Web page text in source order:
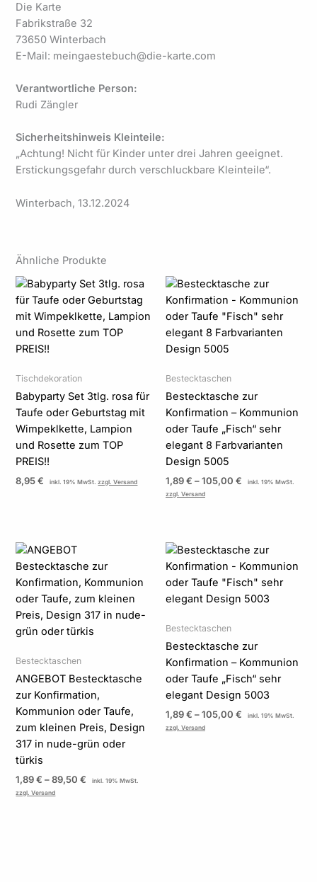
Die Karte
Fabrikstraße 32
73650 Winterbach
E-Mail: meingaestebuch@die-karte.com
Verantwortliche Person:
Rudi Zängler
Sicherheitshinweis Kleinteile:
„Achtung! Nicht für Kinder unter drei Jahren geeignet.
Erstickungsgefahr durch verschluckbare Kleinteile“.
Winterbach, 13.12.2024
Ähnliche Produkte
Tischdekoration
Babyparty Set 3tlg. rosa für
Taufe oder Geburtstag mit
Wimpeklkette, Lampion
und Rosette zum TOP
PREIS!!
8,95€ inkl. 19% MwSt.zzgl. Versand
Bestecktaschen
Bestecktasche zur
Konfirmation – Kommunion
oder Taufe „Fisch“ sehr
elegant 8 Farbvarianten
Design 5005
1,89€ –105,00 €
Preisspanne:
1,89 €
bis
105,00 €
inkl. 19% MwSt.
zzgl. Versand
Bestecktaschen
ANGEBOT Bestecktasche
zur Konfirmation,
Kommunion oder Taufe,
zum kleinen Preis, Design
317 in nude-grün oder
türkis
1,89€ –89,50€
bis
89,50 €
inkl. 19% MwSt.
zzgl. Versand
Bestecktaschen
Bestecktasche zur
Konfirmation – Kommunion
oder Taufe „Fisch“ sehr
elegant Design 5003
1,89€ –105,00 €
Preisspanne:
bis
105,00 €
inkl. 19% MwSt.
zzgl. Versand